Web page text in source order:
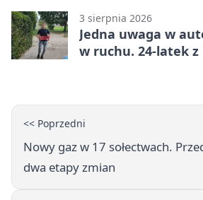
3 sierpnia 2026
Jedna uwaga w
w ruchu. 24-latek z
<< Poprzedni
Nowy gaz w 17 sołectwach.
dwa etapy zmian